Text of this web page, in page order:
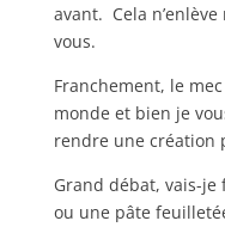
avant. Cela
vous.
Franchement, le
monde et bien je
rendre une création
Grand débat, vais-
ou une pâte